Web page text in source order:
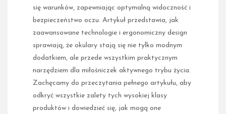
się warunków, zapewniając optymalną widoczność i
bezpieczeństwo oczu. Artykuł przedstawia, jak
zaawansowane technologie i ergonomiczny design
sprawiają, że okulary stają się nie tylko modnym
dodatkiem, ale przede wszystkim praktycznym
narzędziem dla miłośniczek aktywnego trybu życia.
Zachęcamy do przeczytania pełnego artykułu, aby
odkryć wszystkie zalety tych wysokiej klasy
produktów i dowiedzieć się, jak mogą one